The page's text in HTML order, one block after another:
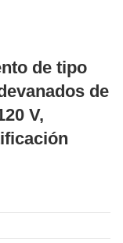
de tipo
de
V,